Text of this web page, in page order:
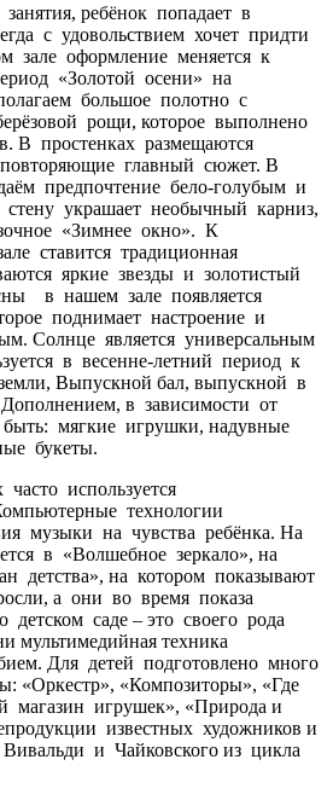
ребёнок попадает в
с удовольствием хочет придти
зале оформление меняется к
«Золотой осени» на
большое полотно с
рощи, которое выполнено
В простенках размещаются
главный сюжет. В
предпочтение бело-голубым и
украшает необычный карниз,
«Зимнее окно». К
ставится традиционная
яркие звезды и золотистый
в нашем зале появляется
поднимает настроение и
Солнце является универсальным
в весенне-летний период к
Выпускной бал, выпускной в
в зависимости от
мягкие игрушки, надувные
букеты.
используется
технологии
музыки на чувства ребёнка. На
в «Волшебное зеркало», на
детства», на котором показывают
а они во время показа
саде – это своего рода
техника
Для детей подготовлено много
«Оркестр», «Композиторы», «Где
магазин игрушек», «Природа и
известных художников и
и Чайковского из цикла